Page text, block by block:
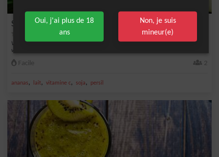
Smoothie ananas-persil
Vous cherchez une boisson rafraîchissante et saine pour faire le plein de
vitamines ? E...
Facile 2
ananas, lait, vitamine c, soja, persil
Oui, j'ai plus de 18
ans
Non, je suis
mineur(e)